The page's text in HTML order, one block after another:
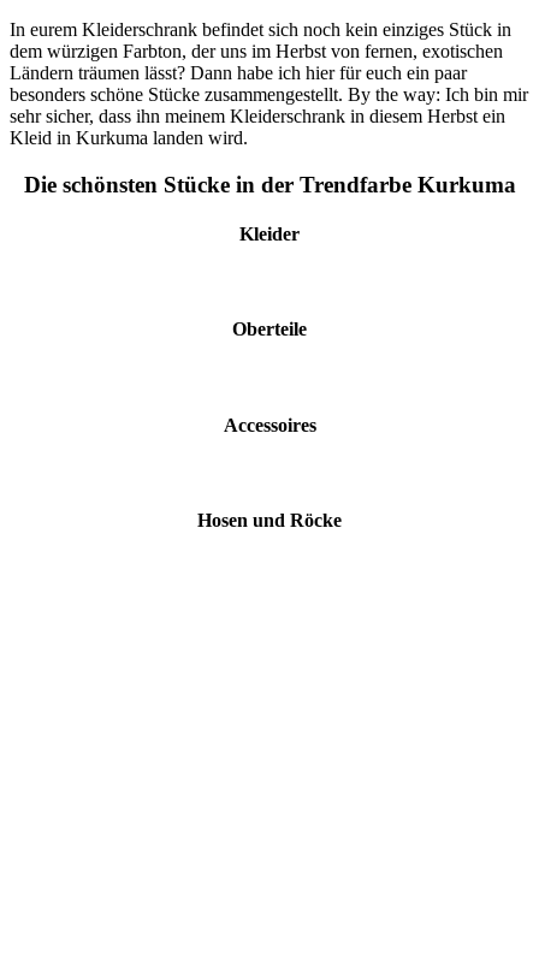
In eurem Kleiderschrank befindet sich noch kein einziges Stück in
dem würzigen Farbton, der uns im Herbst von fernen, exotischen
Ländern träumen lässt? Dann habe ich hier für euch ein paar
besonders schöne Stücke zusammengestellt. By the way: Ich bin mir
sehr sicher, dass ihn meinem Kleiderschrank in diesem Herbst ein
Kleid in Kurkuma landen wird.
Die schönsten Stücke in der Trendfarbe Kurkuma
Kleider
Oberteile
Accessoires
Hosen und Röcke